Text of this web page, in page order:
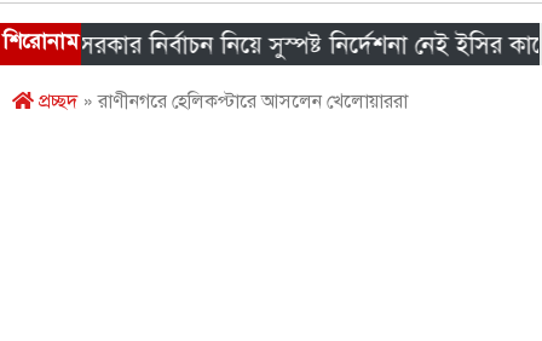
শিরোনাম
সরকার নির্বাচন নিয়ে সুস্পষ্ট নির্দেশনা নেই ইসির কাছে
প্রচ্ছদ» রাণীনগরে হেলিকপ্টারে আসলেন খেলোয়াররা